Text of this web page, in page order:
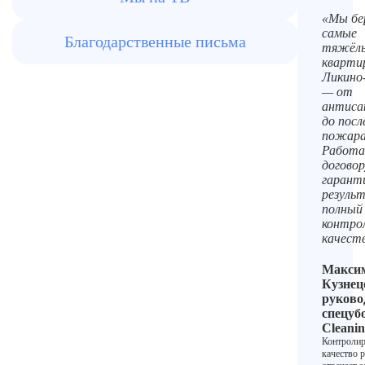
Благодарственные письма
«Мы
самые
— от
до
полный
качество